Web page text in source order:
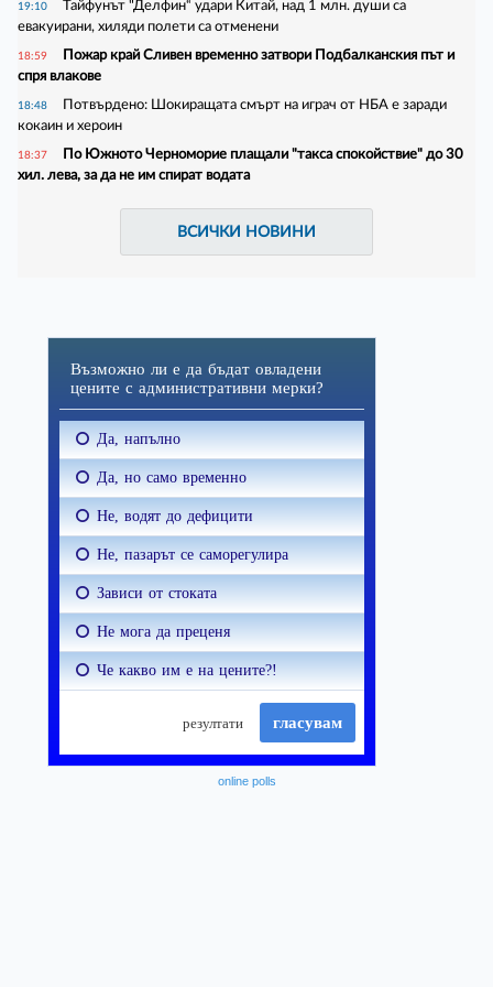
19:10
Тайфунът "Делфин“ удари Китай, над 1 млн. души са
евакуирани, хиляди полети са отменени
18:59
Пожар край Сливен временно затвори Подбалканския път и
спря влакове
18:48
Потвърдено: Шокиращата смърт на играч от НБА е заради
кокаин и хероин
18:37
По Южното Черноморие плащали "такса спокойствие" до 30
хил. лева, за да не им спират водата
ВСИЧКИ НОВИНИ
online polls